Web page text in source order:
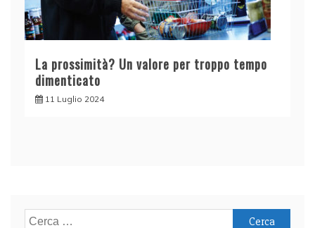
La prossimità? Un valore per troppo tempo
dimenticato
11 Luglio 2024
Ricerca